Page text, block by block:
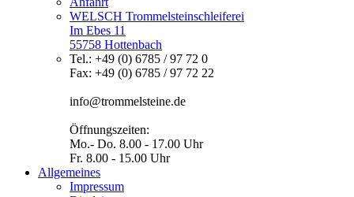
WELSCH Trommelsteinschleiferei
Im Ebes 11
55758 Hottenbach
Tel.: +49 (0) 6785 / 97 72 0
Fax: +49 (0) 6785 / 97 72 22
info@trommelsteine.de
Öffnungszeiten:
Mo.- Do. 8.00 - 17.00 Uhr
Fr. 8.00 - 15.00 Uhr
Allgemeines
Impressum